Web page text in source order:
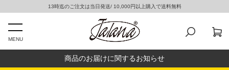
13時迄のご注文は当日発送/ 10,000円以上購入で送料無料
MENU
商品のお届けに関するお知らせ